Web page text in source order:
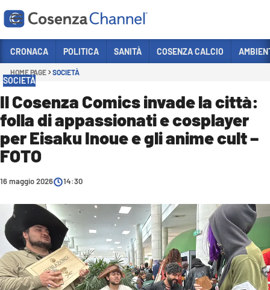
Sezioni
POLITICA
COSENZA CALCIO
ECONOMIA E LAVORO
ITALIA MONDO
SANITÀ
SPORT
CULTURA
AMBIENTE
CRONACA POLITICA SANITÀ COSENZA CALCIO
HOME PAGE SOCIETÀ
SOCIETÀ
Il Cosenza Comics invade la città:
folla di appassionati e cosplayer
per Eisaku Inoue e gli anime cult –
FOTO
16 maggio 2026 14:30